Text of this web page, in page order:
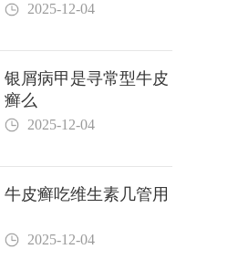
2025-12-04
银屑病甲是寻常型牛皮
癣么
2025-12-04
牛皮癣吃维生素几管用
2025-12-04